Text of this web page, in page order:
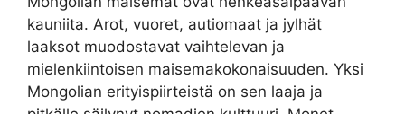
kauniita. Arot, vuoret, autiomaat ja jylhät
laaksot muodostavat vaihtelevan ja
mielenkiintoisen maisemakokonaisuuden. Yksi
Mongolian erityispiirteistä on sen laaja ja